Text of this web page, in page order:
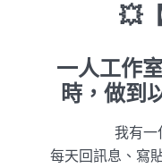
💥
一人工作
時，做到
我有一
每天回訊息、寫